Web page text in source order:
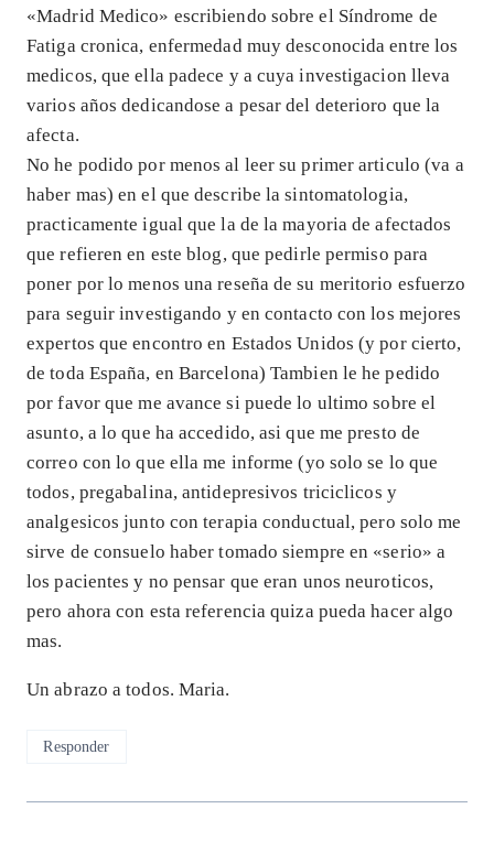
«Madrid Medico» escribiendo sobre el Síndrome de
Fatiga cronica, enfermedad muy desconocida entre los
medicos, que ella padece y a cuya investigacion lleva
varios años dedicandose a pesar del deterioro que la
afecta.
No he podido por menos al leer su primer articulo (va a
haber mas) en el que describe la sintomatologia,
practicamente igual que la de la mayoria de afectados
que refieren en este blog, que pedirle permiso para
poner por lo menos una reseña de su meritorio esfuerzo
para seguir investigando y en contacto con los mejores
expertos que encontro en Estados Unidos (y por cierto,
de toda España, en Barcelona) Tambien le he pedido
por favor que me avance si puede lo ultimo sobre el
asunto, a lo que ha accedido, asi que me presto de
correo con lo que ella me informe (yo solo se lo que
todos, pregabalina, antidepresivos triciclicos y
analgesicos junto con terapia conductual, pero solo me
sirve de consuelo haber tomado siempre en «serio» a
los pacientes y no pensar que eran unos neuroticos,
pero ahora con esta referencia quiza pueda hacer algo
mas.
Un abrazo a todos. Maria.
Responder